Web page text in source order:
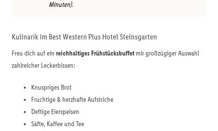
Minuten).
Kulinarik im Best Western Plus Hotel Steinsgarten
Freu dich auf ein reichhaltiges Frühstücksbuffetmir großzügiger Auswahl
zahlreicher Leckerbissen:
Knuspriges Brot
Fruchtige & herzhafte Aufstriche
Deftige Eierspeisen
Säfte, Kaffee und Tee